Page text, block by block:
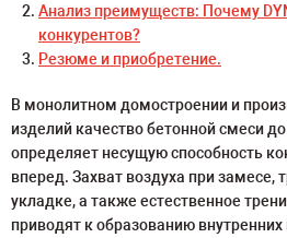
Анализ преимуществ: Почему
конкурентов?
Резюме и приобретение.
В монолитном домостроении и
изделий качество бетонной смеси
определяет несущую способность
вперед. Захват воздуха при замесе,
укладке, а также естественное
приводят к образованию